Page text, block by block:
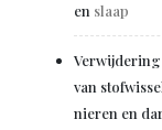
en slaap
Verwijdering
van
nieren en